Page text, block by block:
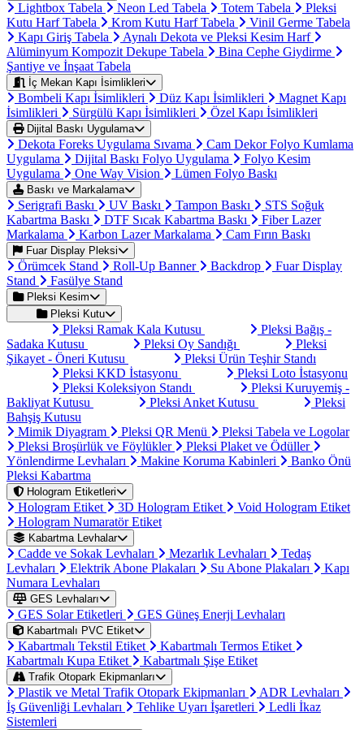
Lightbox Tabela Neon Led Tabela Totem Tabela
Pleksi
Kutu Harf Tabela
Krom Kutu Harf Tabela
Vinil Germe Tabela
Kapı Giriş Tabela
Aynalı Dekota ve Pleksi Kesim Harf
Alüminyum Kompozit Dekupe Tabela
Bina Cephe Giydirme
Şantiye ve İnşaat Tabela
İç Mekan Kapı İsimlikleri
Bombeli Kapı İsimlikleri Düz Kapı İsimlikleri
Magnet Kapı
İsimlikleri
Sürgülü Kapı İsimlikleri Özel Kapı İsimlikleri
Dijital Baskı Uygulama
Dekota Foreks Uygulama Sıvama
Cam Dekor Folyo Kumlama
Uygulama
Dijital Baskı Folyo Uygulama
Folyo Kesim
Uygulama
One Way Vision Lümen Folyo Baskı
Baskı ve Markalama
Serigrafi Baskı UV Baskı Tampon Baskı
STS Soğuk
Kabartma Baskı
DTF Sıcak Kabartma Baskı
Fiber Lazer
Markalama
Karbon Lazer Markalama Cam Fırın Baskı
Fuar Display Pleksi
Örümcek Stand Roll-Up Banner Backdrop
Fuar Display
Stand
Fasülye Stand
Pleksi Kesim
Pleksi Kutu
Pleksi Ramak Kala Kutusu
Pleksi Bağış -
Sadaka Kutusu
Pleksi Oy Sandığı
Pleksi
Şikayet - Öneri Kutusu
Pleksi Ürün Teşhir Standı
Pleksi KKD İstasyonu
Pleksi Loto İstasyonu
Pleksi Koleksiyon Standı
Pleksi Kuruyemiş -
Bakliyat Kutusu
Pleksi Anket Kutusu
Pleksi
Bahşiş Kutusu
Mimik Diyagram
Pleksi QR Menü
Pleksi Tabela ve Logolar
Pleksi Broşürlük ve Föylükler
Pleksi Plaket ve Ödüller
Yönlendirme Levhaları
Makine Koruma Kabinleri
Banko Önü
Pleksi Kabartma
Hologram Etiketleri
Hologram Etiket 3D Hologram Etiket
Void Hologram Etiket
Hologram Numaratör Etiket
Kabartma Levhalar
Cadde ve Sokak Levhaları Mezarlık Levhaları
Tedaş
Levhaları
Elektrik Abone Plakaları Su Abone Plakaları
Kapı
Numara Levhaları
GES Levhaları
GES Solar Etiketleri GES Güneş Enerji Levhaları
Kabartmalı PVC Etiket
Kabartmalı Tekstil Etiket
Kabartmalı Termos Etiket
Kabartmalı Kupa Etiket
Kabartmalı Şişe Etiket
Trafik Otopark Ekipmanları
Plastik ve Metal Trafik Otopark Ekipmanları
ADR Levhaları
İş Güvenliği Levhaları
Tehlike Uyarı İşaretleri
Ledli İkaz
Sistemleri